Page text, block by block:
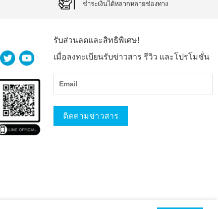
ชำระเงินได้หลากหลายช่องทาง
รับส่วนลดและสิทธิพิเศษ!
เมื่อลงทะเบียนรับข่าวสาร รีวิว และโปรโมชั่น